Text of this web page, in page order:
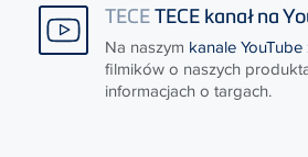
TECETECE kanał na
Na naszym kanale YouTube
filmików o naszych
informacjach o targach.